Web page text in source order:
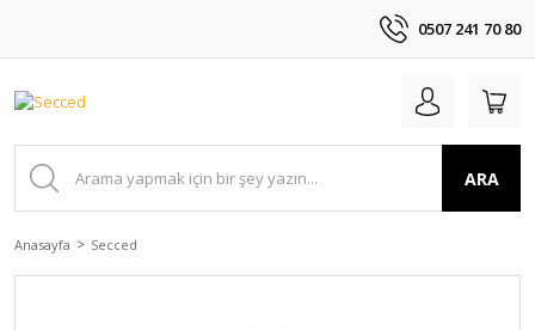
0507 241 70 80
ARA
Anasayfa Secced